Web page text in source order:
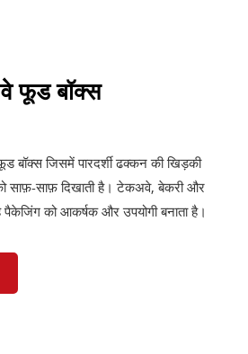
फूड बॉक्स
बॉक्स जिसमें पारदर्शी ढक्कन की खिड़की
साफ़-साफ़ दिखाती है। टेकअवे, बेकरी और
को आकर्षक और उपयोगी बनाता है।